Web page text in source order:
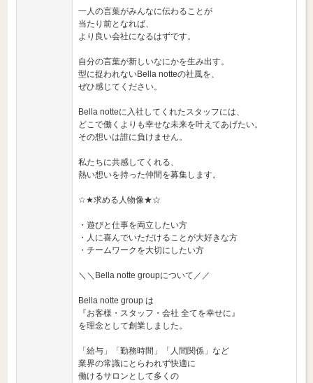
一人の言葉がみんなに伝わることが
当たり前となれば、
より良い会社になるはずです。
自分の言葉が新しいなにかを生み出す。
型に捉われないBella notteの社風を、
ぜひ感じてください。
Bella notteに入社してくれたスタッフには、
どこで働くよりも幸せな未来を叶えてあげたい。
その想いは誰に負けません。
私たちに共感してくれる、
熱い想いを持った仲間を募集します。
☆★求める人物像★☆
・遊びと仕事を両立したい方
・人に喜んでいただけることが大好きな方
・チームワークを大切にしたい方
＼＼Bella notte groupについて／／
Bella notte group は
『お客様・スタッフ・会社 全てを幸せに』
を理念として創業しました。
「給与」「勤務時間」「人間関係」など
業界の常識にとらわれず快適に
働けるサロンとして多くの